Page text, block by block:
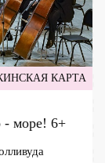
КАРТА
- море! 6+